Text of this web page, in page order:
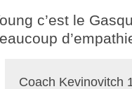
c’est le
Coach Kevinovitch